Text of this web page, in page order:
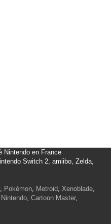
Nintendo en France
Switch 2, amiibo, Zelda,
, Pokémon, Metroid, Xenoblade,
, Cartoon Master,